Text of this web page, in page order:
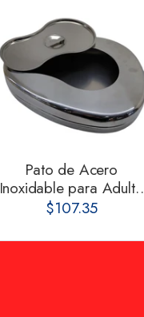
Pato de Acero
Inoxidable para Adulto
con Tapa
$107.35